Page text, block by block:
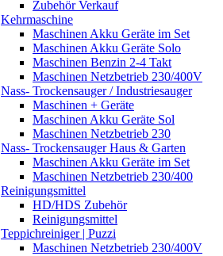
Zubehör Verkauf
Kehrmaschine
Maschinen Akku Geräte im Set
Maschinen Akku Geräte Solo
Maschinen Benzin 2-4 Takt
Maschinen Netzbetrieb 230/400V
Nass- Trockensauger / Industriesauger
Maschinen + Geräte
Maschinen Akku Geräte Sol
Maschinen Netzbetrieb 230
Nass- Trockensauger Haus & Garten
Maschinen Akku Geräte im Set
Maschinen Netzbetrieb 230/400
Reinigungsmittel
HD/HDS Zubehör
Reinigungsmittel
Teppichreiniger | Puzzi
Maschinen Netzbetrieb 230/400V